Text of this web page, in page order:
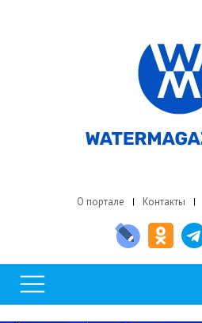
О портале Контакты